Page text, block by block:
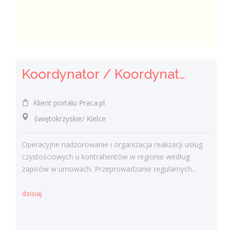
Koordynator / Koordynatorka Usług Serwisowych i Zespołów Terenowych
Klient portalu Praca.pl
świętokrzyskie/ Kielce
Operacyjne nadzorowanie i organizacja realizacji usług
czystościowych u kontrahentów w regionie według
zapisów w umowach. Przeprowadzanie regularnych...
dzisiaj